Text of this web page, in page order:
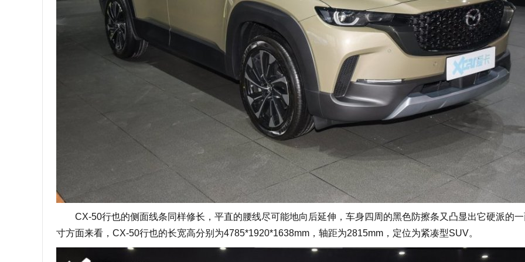
CX-50行也的侧面线条同样修长，平直的腰线尽可能地向后延伸，车身四周的黑色防擦条又凸显出它硬派的
寸方面来看，CX-50行也的长宽高分别为4785*1920*1638mm，轴距为2815mm，定位为紧凑型SUV。